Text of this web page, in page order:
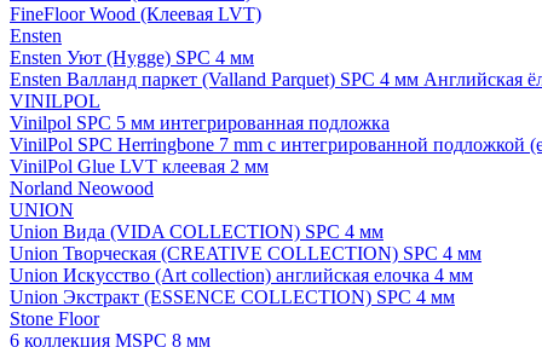
FineFloor Wood (Клеевая LVT)
Ensten
Ensten Уют (Hygge) SPC 4 мм
Ensten Валланд паркет (Valland Parquet) SPC 4 мм Английская
VINILPOL
Vinilpol SPC 5 мм интегрированная подложка
VinilPol SPC Herringbone 7 mm с интегрированной подложкой
VinilPol Glue LVT клеевая 2 мм
Norland Neowood
UNION
Union Вида (VIDA COLLECTION) SPC 4 мм
Union Творческая (CREATIVE COLLECTION) SPC 4 мм
Union Искусство (Art collection) английская елочка 4 мм
Union Экстракт (ESSENCE COLLECTION) SPC 4 мм
Stone Floor
6 коллекция MSPC 8 мм